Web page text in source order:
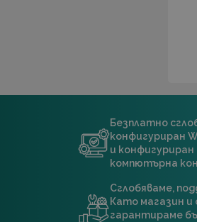
Безплатно
конфигуриран
и конфигуриран
компютърна
Сглобяваме,
Като магазин и
гарантираме